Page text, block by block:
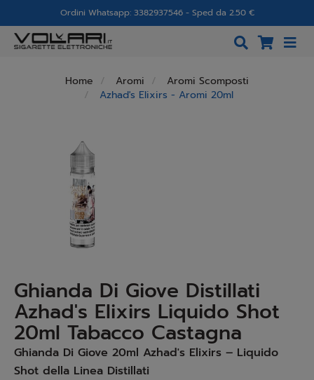
Ordini Whatsapp: 3382937546 - Sped da 2.50 €
Home Aromi
Aromi Scomposti
Azhad's Elixirs - Aromi 20ml
Ghianda Di Giove Distillati
Azhad's Elixirs Liquido Shot
20ml Tabacco Castagna
Ghianda Di Giove 20ml Azhad's Elixirs – Liquido
Shot della Linea Distillati